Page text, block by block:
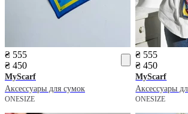
₴ 555
₴ 450
MyScarf
Аксессуары для сумок
ONESIZE
₴ 555
₴ 450
MyScarf
Аксессуары
ONESIZE